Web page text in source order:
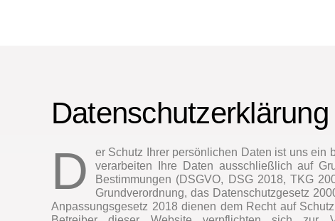
D
er Schutz Ihrer persönlichen Daten ist uns ein
verarbeiten Ihre Daten ausschließlich auf
Bestimmungen (DSGVO, DSG 2018, TKG
Grundverordnung, das Datenschutzgesetz
Anpassungsgesetz 2018 dienen dem Recht auf